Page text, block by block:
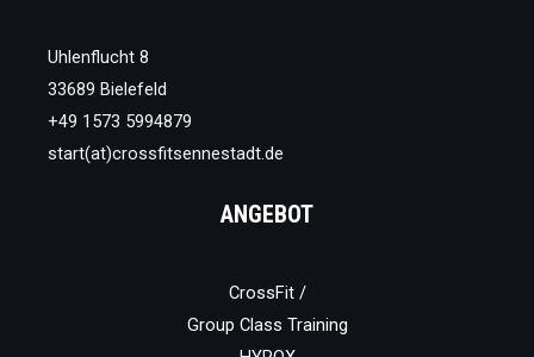
Uhlenflucht 8
33689 Bielefeld
+49 1573 5994879
start(at)crossfitsennestadt.de
ANGEBOT
CrossFit /
Group Class Training